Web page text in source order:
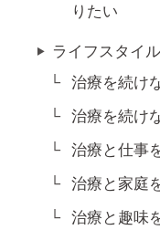
りたい
ライフスタイ
治療を続け
治療を続け
治療と仕事
治療と家庭
治療と趣味